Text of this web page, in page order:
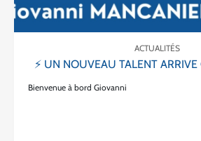
ACTUALITÉS
⚡ UN NOUVEAU TALENT ARRIVE
Bienvenue à bord Giovanni